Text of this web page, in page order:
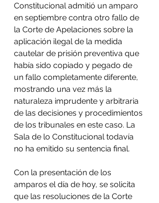
Constitucional admitió un amparo
en septiembre contra otro fallo de
la Corte de Apelaciones sobre la
aplicación ilegal de la medida
cautelar de prisión preventiva que
había sido copiado y pegado de
un fallo completamente diferente,
mostrando una vez más la
naturaleza imprudente y arbitraria
de las decisiones y procedimientos
de los tribunales en este caso. La
Sala de lo Constitucional todavía
no ha emitido su sentencia final.
Con la presentación de los
amparos el día de hoy, se solicita
que las resoluciones de la Corte